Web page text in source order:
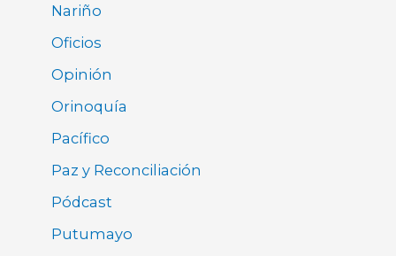
Nariño
Oficios
Opinión
Orinoquía
Pacífico
Paz y Reconciliación
Pódcast
Putumayo